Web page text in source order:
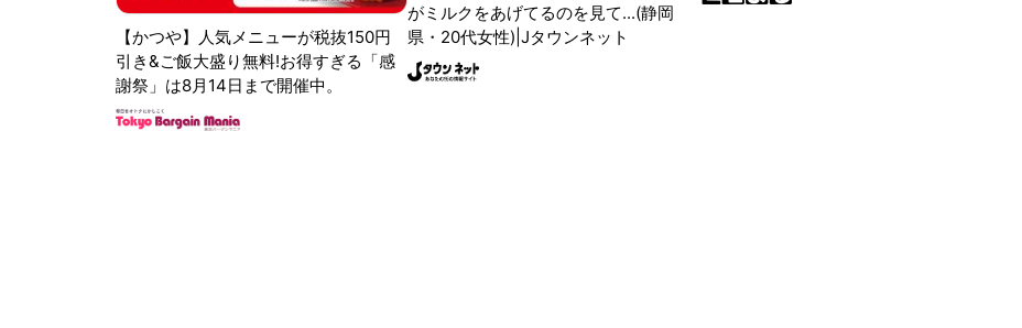
【かつや】人気メニューが税抜150円
引き&ご飯大盛り無料!お得すぎる「感
謝祭」は8月14日まで開催中。
がミルクをあげてるのを見て...(静岡
県・20代女性)|Jタウンネット